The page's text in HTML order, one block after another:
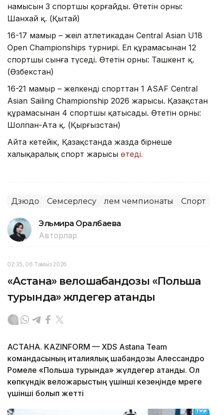
намысын 3 спортшы қорғайды. Өтетін орны:
Шанхай қ. (Қытай)
16-17 мамыр – жеңіл атлетикадан Central Asian U18
Open Championships турнирі. Ел құрамасынан 12
спортшы сынға түседі. Өтетін орны: Ташкент қ.
(Өзбекстан)
16-21 мамыр – желкенді спорттан 1 ASAF Central
Asian Sailing Championship 2026 жарысы. Қазақстан
құрамасынан 4 спортшы қатысады. Өтетін орны:
Шолпан-Ата қ. (Қырғызстан)
Айта кетейік, Қазақстанда жазда бірнеше
халықаралық спорт жарысы өтеді.
Дзюдо Семсерлесу Әлем чемпионаты Спорт
Эльмира Оралбаева
Авторлар
02:35, 06 Тамыз 2026
«Астана» велошабандозы «Польша
турында» жүлдегер атанды
АСТАНА. KAZINFORM — XDS Astana Team
командасының италиялық шабандозы Алессандро
Ромеле «Польша турында» жүлдегер атанды. Ол
көпкүндік веложарыстың үшінші кезеңінде мәреге
үшінші болып жетті